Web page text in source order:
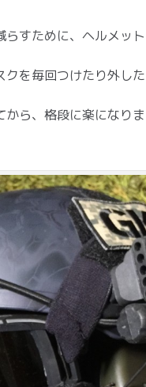
すために、ヘルメッ
を毎回つけたり外し
ら、格段に楽になりま